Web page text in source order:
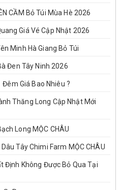
CẦM Bỏ Túi Mùa Hè 2026
Giá Vé Cập Nhật 2026
Minh Hà Giang Bỏ Túi
Đen Tây Ninh 2026
Đêm Giá Bao Nhiêu ?
Thăng Long Cập Nhật Mới
Long MỘC CHÂU
Tây Chimi Farm MỘC CHÂU
Định Không Được Bỏ Qua Tại